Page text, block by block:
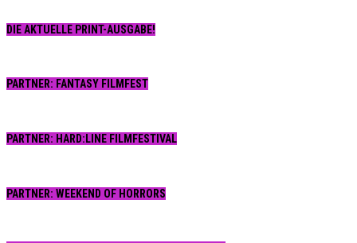
DIE AKTUELLE PRINT-AUSGABE!
PARTNER: FANTASY FILMFEST
PARTNER: HARD:LINE FILMFESTIVAL
PARTNER: WEEKEND OF HORRORS